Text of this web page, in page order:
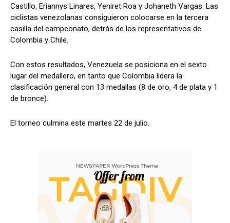
Castillo, Eriannys Linares, Yeniret Roa y Johaneth Vargas. Las
ciclistas venezolanas consiguieron colocarse en la tercera
casilla del campeonato, detrás de los representativos de
Colombia y Chile.
Con estos resultados, Venezuela se posiciona en el sexto
lugar del medallero, en tanto que Colombia lidera la
clasificación general con 13 medallas (8 de oro, 4 de plata y 1
de bronce).
El torneo culmina este martes 22 de julio.